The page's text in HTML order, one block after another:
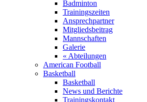
Badminton
Trainingszeiten
Ansprechpartner
Mitgliedsbeitrag
Mannschaften
Galerie
« Abteilungen
American Football
Basketball
Basketball
News und Berichte
Trainingskontakt